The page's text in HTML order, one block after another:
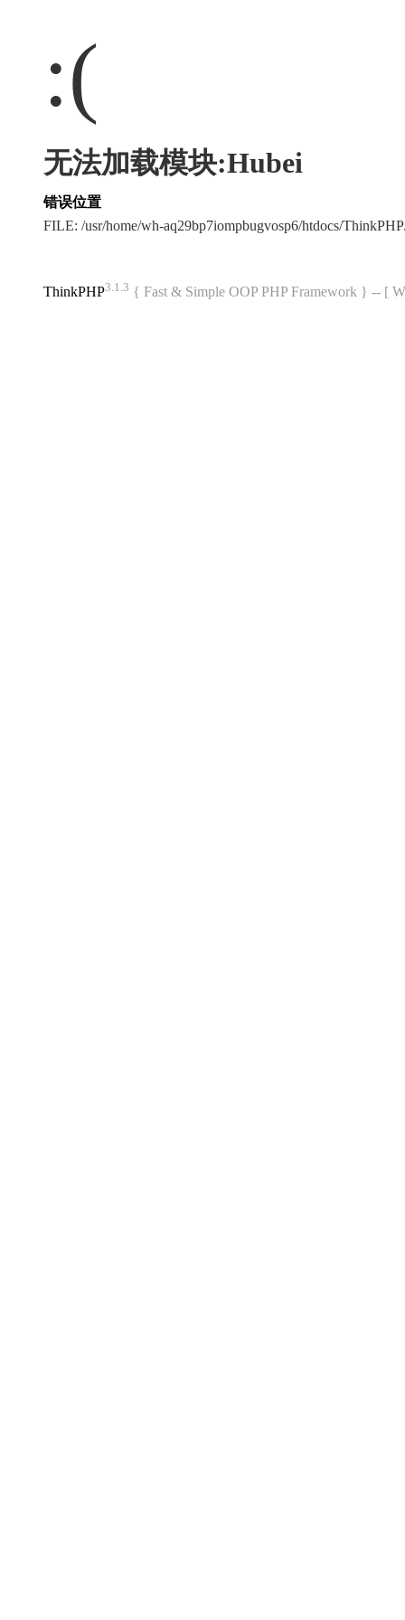
:(
无法加载模块:Hubei
错误位置
FILE: /usr/home/wh-aq29bp7iompbugvosp6/htdocs/
ThinkPHP3.1.3 { Fast & Simple OOP PHP Framework } -- [